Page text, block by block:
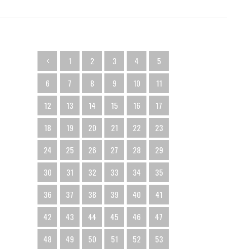
1 2 3 4
5
6
7 8 9 10
11
12
13 14 15 16
17
18
19 20 21 22
23
24
25 26 27 28
29
30
31 32 33 34
35
36
37 38 39 40
41
42
43 44 45 46
47
48
49 50 51 52
53